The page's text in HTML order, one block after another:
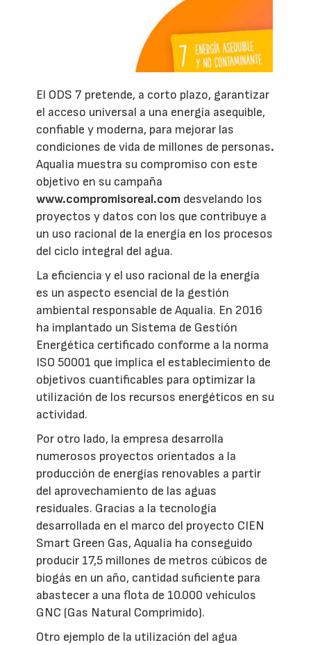
El ODS 7 pretende, a corto plazo, garantizar
el acceso universal a una energía asequible,
confiable y moderna, para mejorar las
condiciones de vida de millones de personas.
Aqualia muestra su compromiso con este
objetivo en su campaña
www.compromisoreal.com desvelando los
proyectos y datos con los que contribuye a
un uso racional de la energía en los procesos
del ciclo integral del agua.
La eficiencia y el uso racional de la energía
es un aspecto esencial de la gestión
ambiental responsable de Aqualia. En 2016
ha implantado un Sistema de Gestión
Energética certificado conforme a la norma
ISO 50001 que implica el establecimiento de
objetivos cuantificables para optimizar la
utilización de los recursos energéticos en su
actividad.
Por otro lado, la empresa desarrolla
numerosos proyectos orientados a la
producción de energías renovables a partir
del aprovechamiento de las aguas
residuales. Gracias a la tecnología
desarrollada en el marco del proyecto CIEN
Smart Green Gas, Aqualia ha conseguido
producir 17,5 millones de metros cúbicos de
biogás en un año, cantidad suficiente para
abastecer a una flota de 10.000 vehículos
GNC (Gas Natural Comprimido).
Otro ejemplo de la utilización del agua